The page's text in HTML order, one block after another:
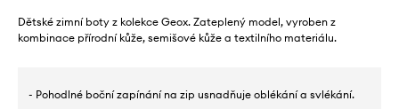
Dětské zimní boty z kolekce Geox. Zateplený model, vyroben z
kombinace přírodní kůže, semišové kůže a textilního materiálu.
- Pohodlné boční zapínání na zip usnadňuje oblékání a svlékání.